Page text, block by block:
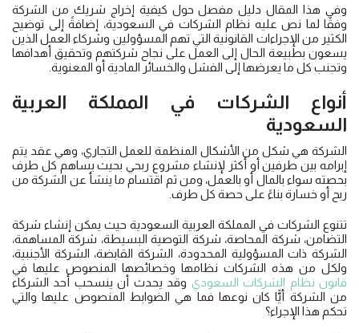
وفي هذا المقال دليل مفصل حول كيفية إخراج شريك من الشركة
وفقًا لما نص عليه نظام الشركات في السعودية، إضافةً إلى توضيح
الكثير من الإجراءات القانونية التي تهم المسؤولين وشركاء العمل الذين
يسعون بطبيعة الحال إلى العمل على نجاح شركتهم وتحقيق أهدافها
وتجنب كل ما يعرضها إلى الفشل والخسائر المادية أو المعنوية.
أنواع الشركات في المملكة العربية
السعودية
الشركة هي شكل من الأشكال المنظمة للعمل التجاري، وهي عقد يتم
إبرامه بين طرفين أو أكثر لإنشاء مشروع ربحي بحيث يساهم كل طرف
بحصته سواء بالمال أو بالعمل، ومن ثم اقتسام ما ينشأ عن الشركة من
ربح أو خسارة بناءً على حصة كل طرف.
تتنوع الشركات في المملكة العربية السعودية حيث يمكن إنشاء شركة
التضامن، شركة المحاصة، شركة التوصية البسيطة، شركة المساهمة،
الشركة ذات المسؤولية المحدودة، الشركة القابضة، الشركة الأجنبية،
ولكل من هذه الشركات نظامها وخصائصها المنصوص عليها في
قانون نظام الشركات السعودي وقد يحدث أن ينسحب أحد الشركاء
من الشركة أيًّا كان نوعها فما هي الضوابط المنصوص عليها والتي
تحكم هذا الإجراء؟